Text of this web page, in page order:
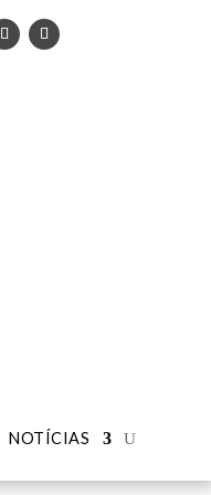
NOTÍCIAS
NOTÍCIAS